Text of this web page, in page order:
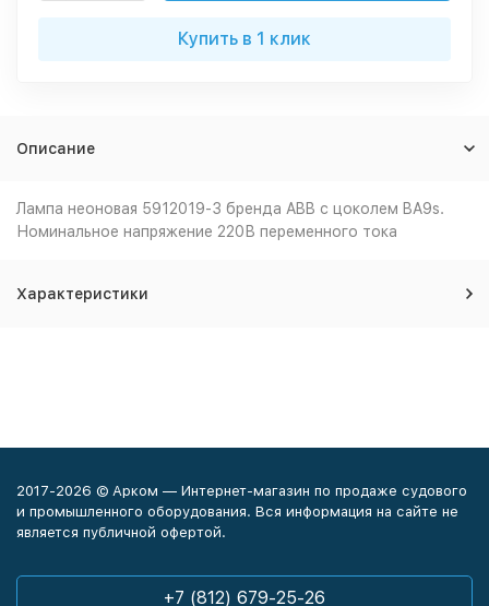
Купить в 1 клик
Описание
Лампа неоновая 5912019-3 бренда ABB с цоколем BA9s.
Номинальное напряжение 220В переменного тока
Характеристики
2017-2026 © Арком — Интернет-магазин по продаже судового
и промышленного оборудования. Вся информация на сайте не
является публичной офертой.
+7 (812) 679-25-26